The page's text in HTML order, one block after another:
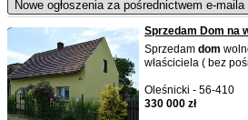
Nowe ogłoszenia za pośrednictwem e-maila
Sprzedam Dom na
Sprzedam dom
właściciela ( bez
Oleśnicki - 56-410
330 000 zł